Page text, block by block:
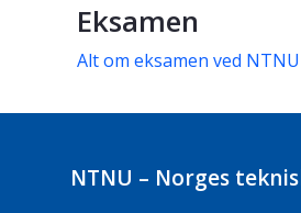
Eksamen
Alt om eksamen ved NTNU
NTNU – Norges